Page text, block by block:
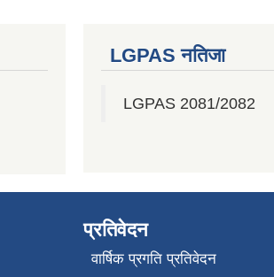
LGPAS नतिजा
LGPAS 2081/2082
प्रतिवेदन
वार्षिक प्रगति प्रतिवेदन